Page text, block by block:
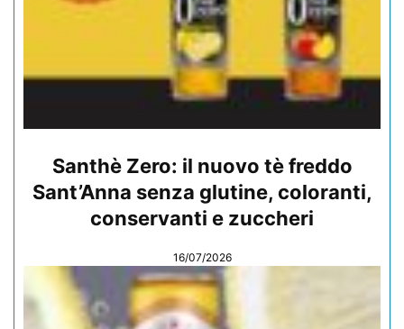
Santhè Zero: il nuovo tè freddo
Sant’Anna senza glutine, coloranti,
conservanti e zuccheri
16/07/2026